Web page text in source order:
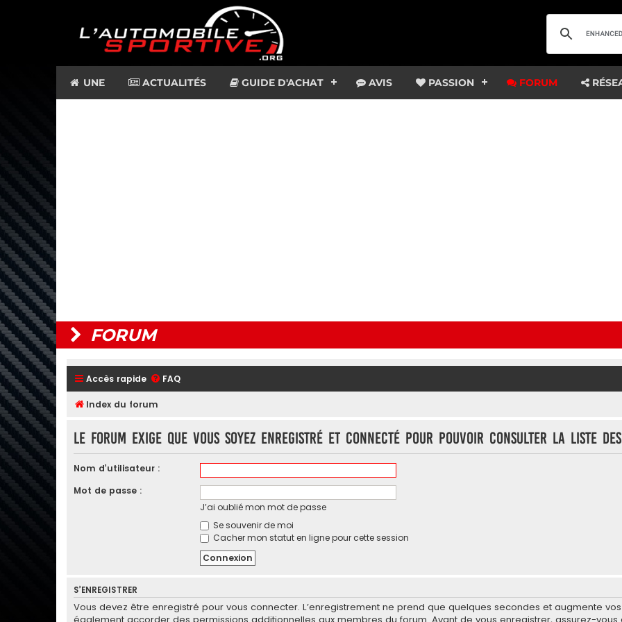
UNE ACTUALITÉS GUIDE D'ACHAT AVIS PASSION FORUM
FORUM
Accès rapide FAQ
Index du forum
Le forum exige que vous soyez enregistré et connecté pour pouvoir consulter la liste des
Nom d’utilisateur :
Mot de passe :
J’ai oublié mon mot de passe
Se souvenir de moi
Cacher mon statut en ligne pour cette session
S’ENREGISTRER
Vous devez être enregistré pour vous connecter. L’enregistrement ne prend que quelques secondes et augmente